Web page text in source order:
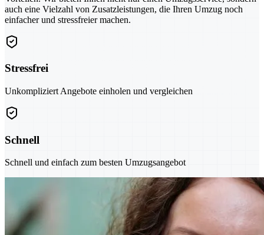
auch eine Vielzahl von Zusatzleistungen, die Ihren Umzug noch
einfacher und stressfreier machen.
Stressfrei
Unkompliziert Angebote einholen und vergleichen
Schnell
Schnell und einfach zum besten Umzugsangebot